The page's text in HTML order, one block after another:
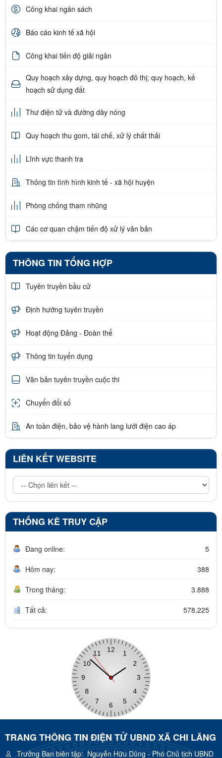
Công khai ngân sách
Báo cáo kinh tế xã hội
Công khai tiến độ giải ngân
Quy hoạch xây dựng, quy hoạch đô thị; quy hoạch, kế
hoạch sử dụng đất
Thư điện tử và đường dây nóng
Quy hoạch thu gom, tái chế, xử lý chất thải
Lĩnh vực thanh tra
Thông tin tình hình kinh tế - xã hội huyện
Phòng chống tham nhũng
Các cơ quan chậm tiến độ xử lý văn bản
THÔNG TIN TỔNG HỢP
Tuyên truyền bầu cử
Định hướng tuyên truyền
Hoạt động Đảng - Đoàn thể
Thông tin tuyển dụng
Văn bản tuyên truyền cuộc thi
Chuyển đổi số
An toàn điện, bảo vệ hành lang lưới điện cao áp
LIÊN KẾT WEBSITE
THỐNG KÊ TRUY CẬP
Đang online: 5
Hôm nay: 388
Trong tháng: 3.888
Tất cả: 578.225
TRANG THÔNG TIN ĐIỆN TỬ UBND XÃ CHI LĂNG
Trưởng Ban biên tập:Nguyễn Hữu Dũng - Phó Chủ tịch UBND